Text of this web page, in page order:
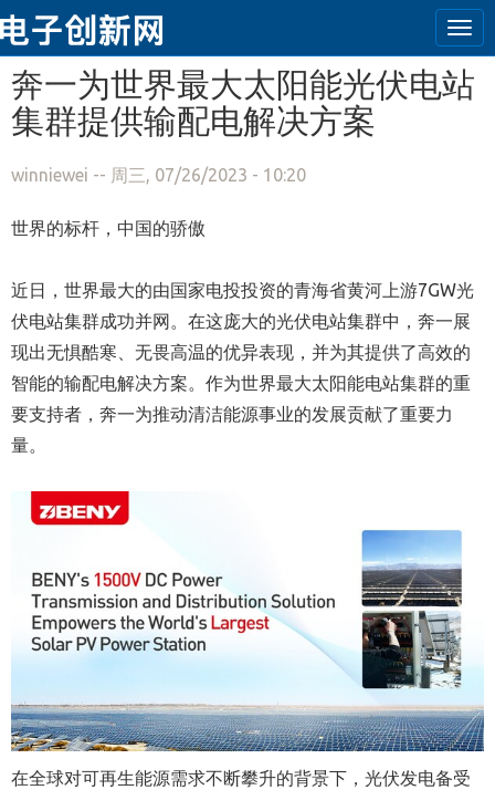
跳转到主要内容
奔一为世界最大太阳能光伏电站
集群提供输配电解决方案
winniewei -- 周三, 07/26/2023 - 10:20
世界的标杆，中国的骄傲
近日，世界最大的由国家电投投资的青海省黄河上游7GW光
伏电站集群成功并网。在这庞大的光伏电站集群中，奔一展
现出无惧酷寒、无畏高温的优异表现，并为其提供了高效的
智能的输配电解决方案。作为世界最大太阳能电站集群的重
要支持者，奔一为推动清洁能源事业的发展贡献了重要力
量。
在全球对可再生能源需求不断攀升的背景下，光伏发电备受